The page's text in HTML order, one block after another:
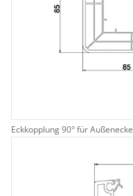
Eckkopplung 90° für Außenecke